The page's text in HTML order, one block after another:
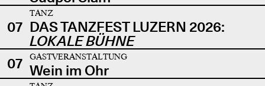
07
TANZ
DAS TANZFEST LUZERN 2026:
LOKALE BÜHNE
07
GASTVERANSTALTUNG
Wein im Ohr